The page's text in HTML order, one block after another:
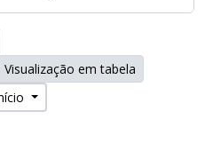
Visualização em tabela